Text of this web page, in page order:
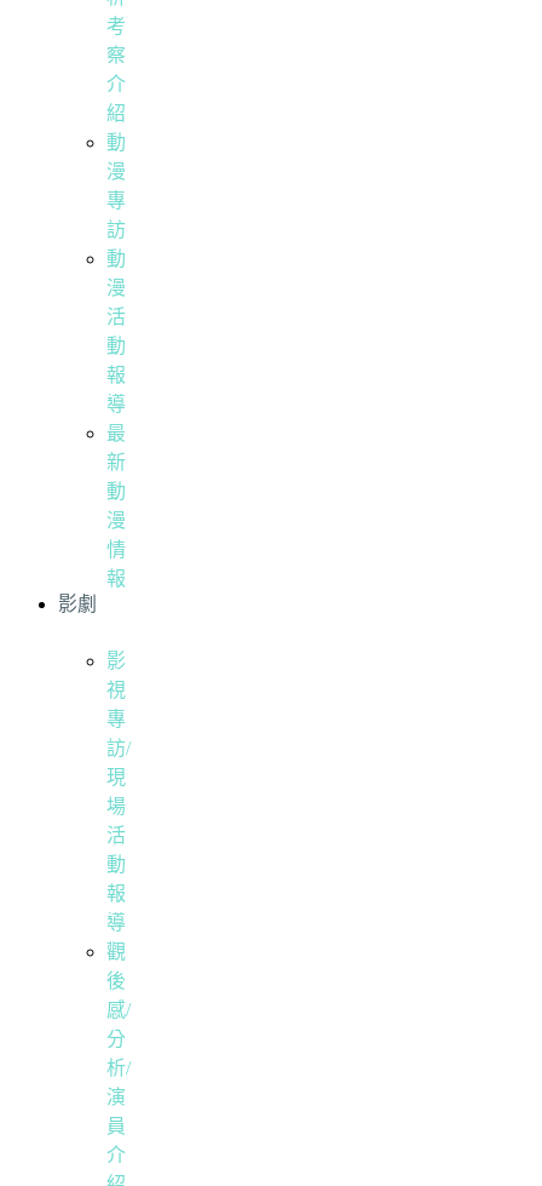
考
察
介
紹
動
漫
專
訪
動
漫
活
動
報
導
最
新
動
漫
情
報
影劇
影
視
專
訪/
現
場
活
動
報
導
觀
後
感/
分
析/
演
員
介